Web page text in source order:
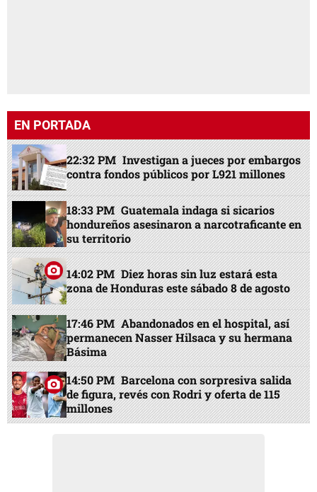
EN PORTADA
22:32 PM Investigan a jueces por embargos
contra fondos públicos por L921 millones
18:33 PM Guatemala indaga si sicarios
hondureños asesinaron a narcotraficante en
su territorio
14:02 PM Diez horas sin luz estará esta
zona de Honduras este sábado 8 de agosto
17:46 PM Abandonados en el hospital, así
permanecen Nasser Hilsaca y su hermana
Básima
14:50 PM Barcelona con sorpresiva salida
de figura, revés con Rodri y oferta de 115
millones